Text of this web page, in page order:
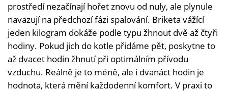
prostředí nezačínají hořet znovu od nuly, ale plynule
navazují na předchozí fázi spalování. Briketa vážící
jeden kilogram dokáže podle typu žhnout dvě až čtyři
hodiny. Pokud jich do kotle přidáme pět, poskytne to
až dvacet hodin žhnutí při optimálním přívodu
vzduchu. Reálně je to méně, ale i dvanáct hodin je
hodnota, která mění každodenní komfort. V praxi to